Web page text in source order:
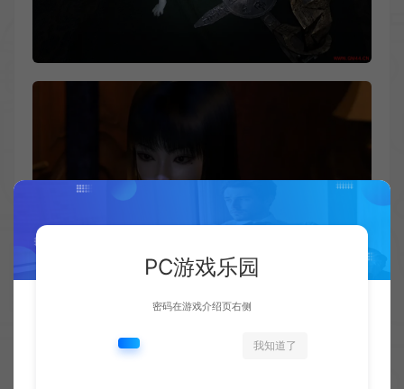
PC游戏乐园
密码在游戏介绍页右侧
我知道了